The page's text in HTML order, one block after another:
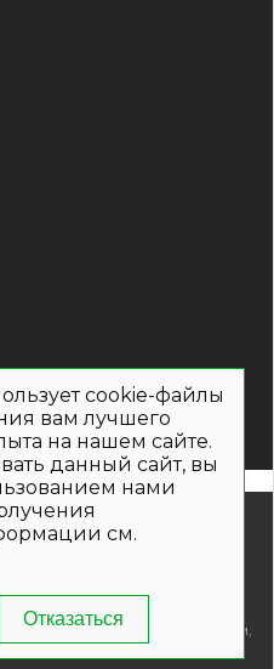
ответственностью
информационный
и стоимости указанных
обращайтесь по телефонам,
cookie-файлы
вам лучшего
на нашем сайте.
данный сайт, вы
нами
см.
Отказаться